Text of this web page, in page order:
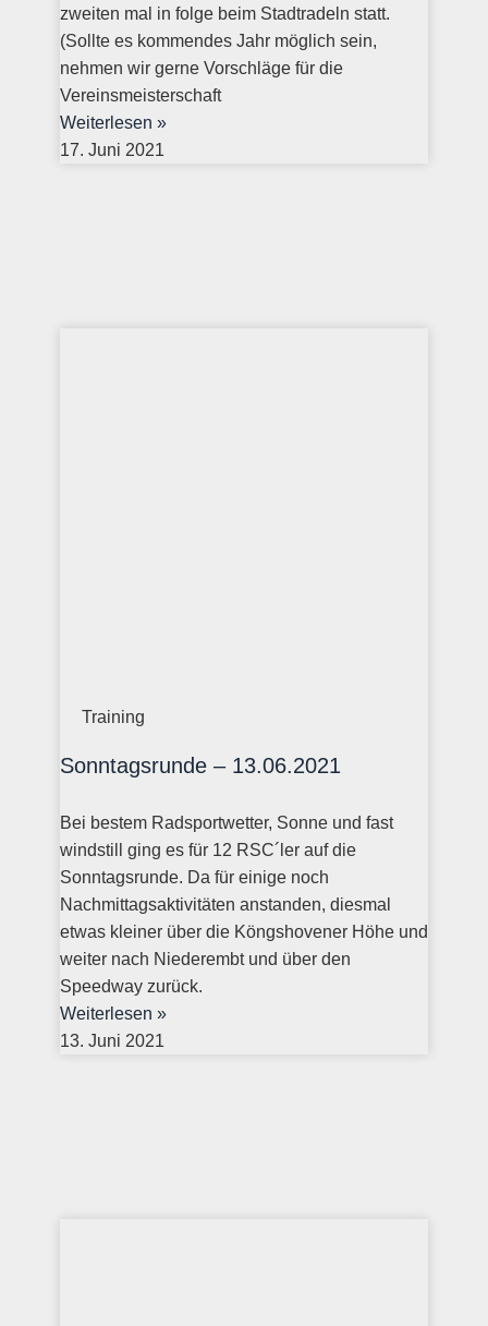
zweiten mal in folge beim Stadtradeln statt.
(Sollte es kommendes Jahr möglich sein,
nehmen wir gerne Vorschläge für die
Vereinsmeisterschaft
Weiterlesen »
17. Juni 2021
Training
Sonntagsrunde – 13.06.2021
Bei bestem Radsportwetter, Sonne und fast
windstill ging es für 12 RSC´ler auf die
Sonntagsrunde. Da für einige noch
Nachmittagsaktivitäten anstanden, diesmal
etwas kleiner über die Köngshovener Höhe und
weiter nach Niederembt und über den
Speedway zurück.
Weiterlesen »
13. Juni 2021